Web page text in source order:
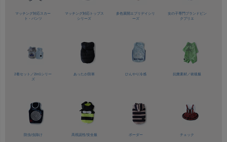
マッチング対応スカー
ト・パンツ
マッチング対応トップス
シリーズ
多色展開 エブリデイシリ
ーズ
女の子専門ブランド ピン
クプリエ
2着セット／2in1シリー
ズ
あったか防寒 ひんやり冷感 抗菌素材／術後服
防虫/虫除け 高視認性/安全服 ボーダー チェック